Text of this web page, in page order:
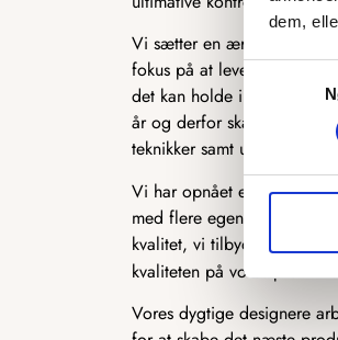
dem,
Samtykkevalg
Vi sætter en ære og
fokus på at levere et
det kan holde i mange år.
år og derfor skal leve op til
teknikker samt udvikle
Vi har opnået en høj
med flere egenskaber,
kvalitet, vi tilbyder, og
kvaliteten på vores
Vores dygtige designere